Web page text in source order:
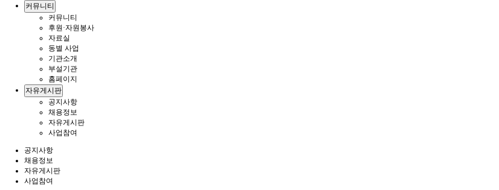
커뮤니티
커뮤니티
후원·자원봉사
자료실
동별 사업
기관소개
부설기관
홈페이지
자유게시판
공지사항
채용정보
자유게시판
사업참여
공지사항
채용정보
자유게시판
사업참여